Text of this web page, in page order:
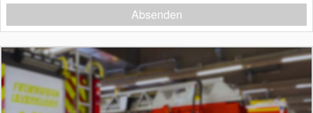
Absenden